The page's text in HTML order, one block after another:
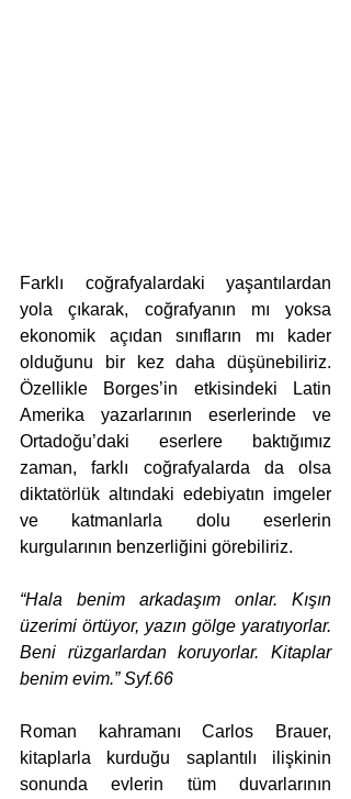
Farklı coğrafyalardaki yaşantılardan
yola çıkarak, coğrafyanın mı yoksa
ekonomik açıdan sınıfların mı kader
olduğunu bir kez daha düşünebiliriz.
Özellikle Borges’in etkisindeki Latin
Amerika yazarlarının eserlerinde ve
Ortadoğu’daki eserlere baktığımız
zaman, farklı coğrafyalarda da olsa
diktatörlük altındaki edebiyatın imgeler
ve katmanlarla dolu eserlerin
kurgularının benzerliğini görebiliriz.
“Hala benim arkadaşım onlar. Kışın
üzerimi örtüyor, yazın gölge yaratıyorlar.
Beni rüzgarlardan koruyorlar. Kitaplar
benim evim.” Syf.66
Roman kahramanı Carlos Brauer,
kitaplarla kurduğu saplantılı ilişkinin
sonunda evlerin tüm duvarlarının